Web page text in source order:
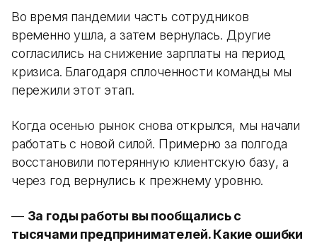
Во время пандемии часть сотрудников
временно ушла, а затем вернулась. Другие
согласились на снижение зарплаты на период
кризиса. Благодаря сплоченности команды мы
пережили этот этап.
Когда осенью рынок снова открылся, мы начали
работать с новой силой. Примерно за полгода
восстановили потерянную клиентскую базу, а
через год вернулись к прежнему уровню.
— За годы работы вы пообщались с
тысячами предпринимателей. Какие ошибки